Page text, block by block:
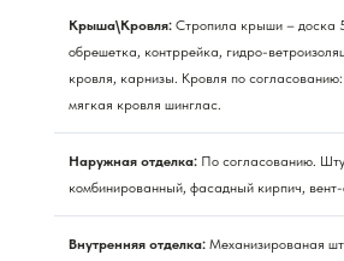
Крыша\Кровля: Стропила крыши – доска
обрешетка, контррейка, гидро-
кровля, карнизы. Кровля по
мягкая кровля шинглас.
Наружная отделка: По согласованию.
комбинированный, фасадный кирпич,
Внутренняя отделка: Механизированая